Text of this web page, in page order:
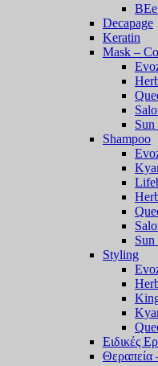
Decapage
Keratin
Mask –
Sun
Shampoo
Sun
Styling
Ειδικές
Θεραπεία